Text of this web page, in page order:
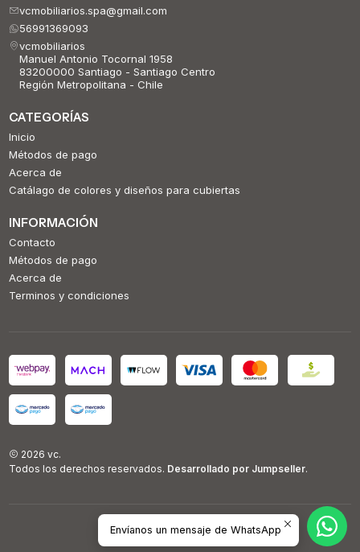
vcmobiliarios.spa@gmail.com
56991369093
vcmobiliarios
Manuel Antonio Tocornal 1958
83200000 Santiago - Santiago Centro
Región Metropolitana - Chile
CATEGORÍAS
Inicio
Métodos de pago
Acerca de
Catálago de colores y diseños para cubiertas
INFORMACIÓN
Contacto
Métodos de pago
Acerca de
Terminos y condiciones
2026 vc.
Todos los derechos reservados. Desarrollado por Jumpseller.
VOLVER ARRIBA
Envíanos un mensaje de WhatsApp